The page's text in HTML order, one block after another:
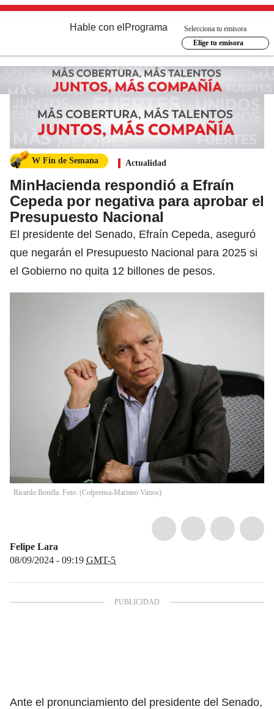
Hable con el Programa
Selecciona tu emisora
Elige tu emisora
W Fin de Semana Actualidad
MinHacienda respondió a Efraín
Cepeda por negativa para aprobar el
Presupuesto Nacional
El presidente del Senado, Efraín Cepeda, aseguró
que negarán el Presupuesto Nacional para 2025 si
el Gobierno no quita 12 billones de pesos.
Ricardo Bonilla. Foto: (Colprensa-Mariano Vimos)
Felipe Lara
08/09/2024 - 09:19 GMT-5
Ante el pronunciamiento del presidente del Senado,